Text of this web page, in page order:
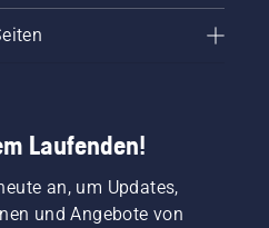
Laufenden!
an, um Updates,
und Angebote von